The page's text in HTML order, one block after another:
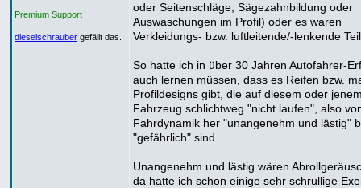
Premium Support
dieselschrauber gefällt das.
oder Seitenschläge, Sägezahnbildung oder
Auswaschungen im Profil) oder es waren
Verkleidungs- bzw. luftleitende/-lenkende
So hatte ich in über 30 Jahren Autofahrer-
auch lernen müssen, dass es Reifen bzw.
Profildesigns gibt, die auf diesem oder
Fahrzeug schlichtweg "nicht laufen", also
Fahrdynamik her "unangenehm und lästig"
"gefährlich" sind.
Unangenehm und lästig wären
da hatte ich schon einige sehr schrullige